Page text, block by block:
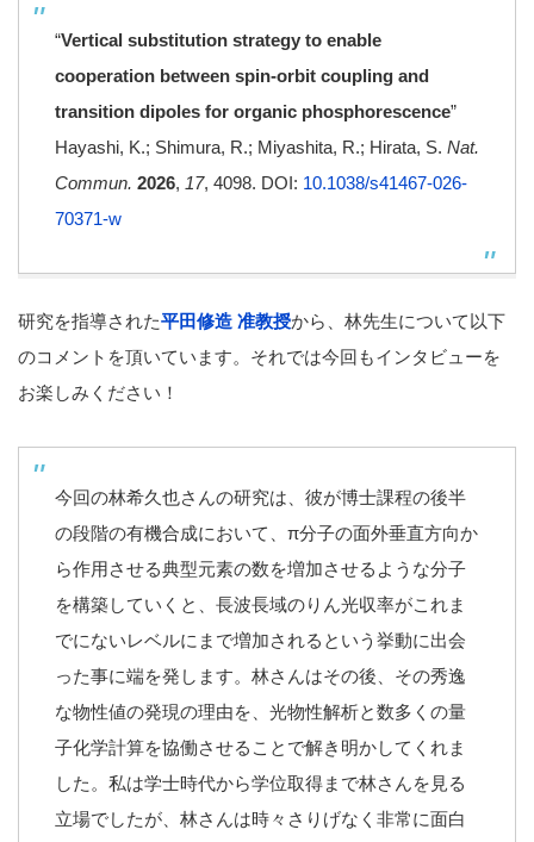
“Vertical substitution strategy to enable
cooperation between spin-orbit coupling and
transition dipoles for organic phosphorescence”
Hayashi, K.; Shimura, R.; Miyashita, R.; Hirata, S. Nat.
Commun. 2026, 17, 4098. DOI: 10.1038/s41467-026-
70371-w
研究を指導された平田修造 准教授から、林先生について以下
のコメントを頂いています。それでは今回もインタビューを
お楽しみください！
今回の林希久也さんの研究は、彼が博士課程の後半
の段階の有機合成において、π分子の面外垂直方向か
ら作用させる典型元素の数を増加させるような分子
を構築していくと、長波長域のりん光収率がこれま
でにないレベルにまで増加されるという挙動に出会
った事に端を発します。林さんはその後、その秀逸
な物性値の発現の理由を、光物性解析と数多くの量
子化学計算を協働させることで解き明かしてくれま
した。私は学士時代から学位取得まで林さんを見る
立場でしたが、林さんは時々さりげなく非常に面白